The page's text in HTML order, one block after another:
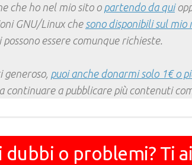
che ho nel mio sito o partendo da qui
GNU/Linux chesono disponibili sul mio
essere comunque richieste.
generoso, puoi anche donarmi solo 1€ o
continuare a pubblicare più contenuti
dubbi o problemi? Ti